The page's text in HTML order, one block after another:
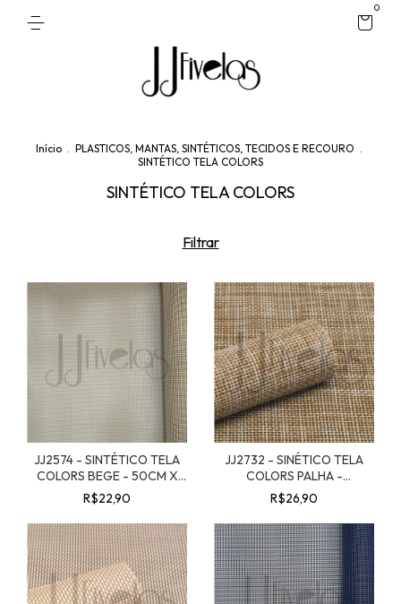
0
Início . PLASTICOS, MANTAS, SINTÉTICOS, TECIDOS E RECOURO .
SINTÉTICO TELA COLORS
SINTÉTICO TELA COLORS
Filtrar
JJ2574 - SINTÉTICO TELA
COLORS BEGE - 50CM X
1,40MT
R$22,90
JJ2732 - SINÉTICO TELA
COLORS PALHA -
50CMX1,40MT
R$26,90